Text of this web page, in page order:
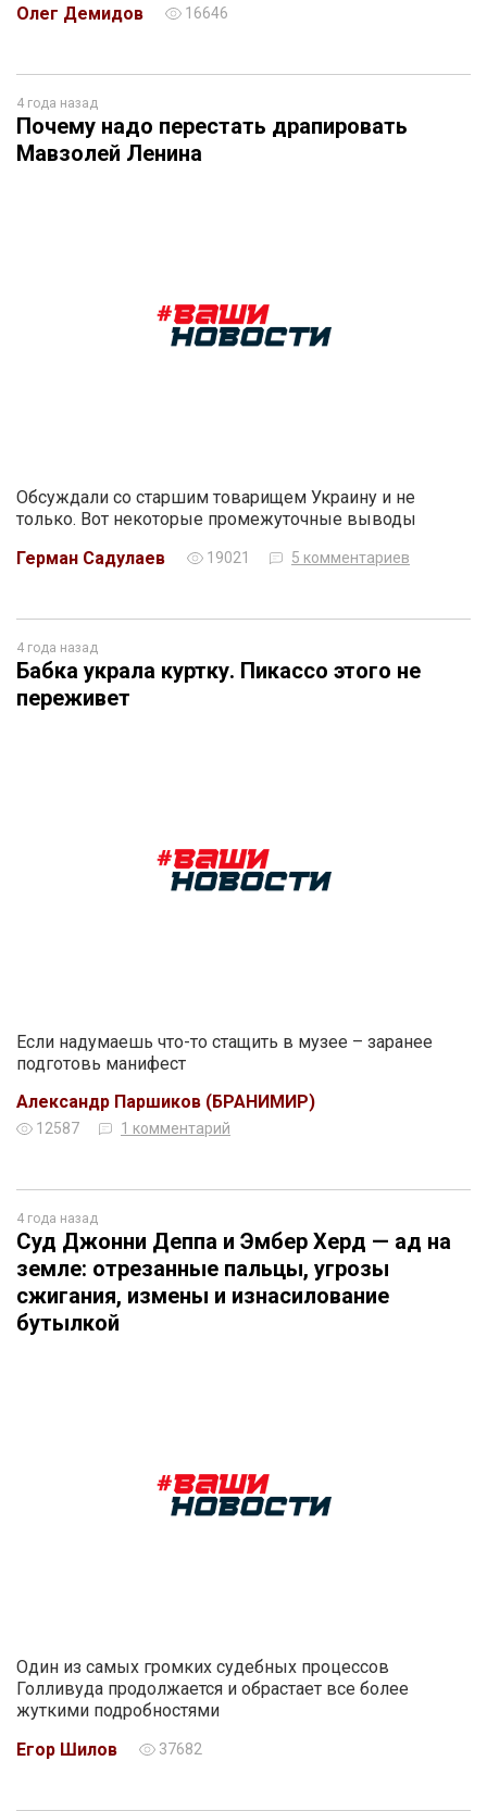
Олег Демидов 16646
4 года назад
Почему надо перестать драпировать
Мавзолей Ленина
Обсуждали со старшим товарищем Украину и не
только. Вот некоторые промежуточные выводы
Герман Садулаев
19021 5 комментариев
4 года назад
Бабка украла куртку. Пикассо этого не
переживет
Если надумаешь что-то стащить в музее – заранее
подготовь манифест
Александр Паршиков (БРАНИМИР)
12587 1 комментарий
4 года назад
Суд Джонни Деппа и Эмбер Херд — ад на
земле: отрезанные пальцы, угрозы
сжигания, измены и изнасилование
бутылкой
Один из самых громких судебных процессов
Голливуда продолжается и обрастает все более
жуткими подробностями
Егор Шилов
37682